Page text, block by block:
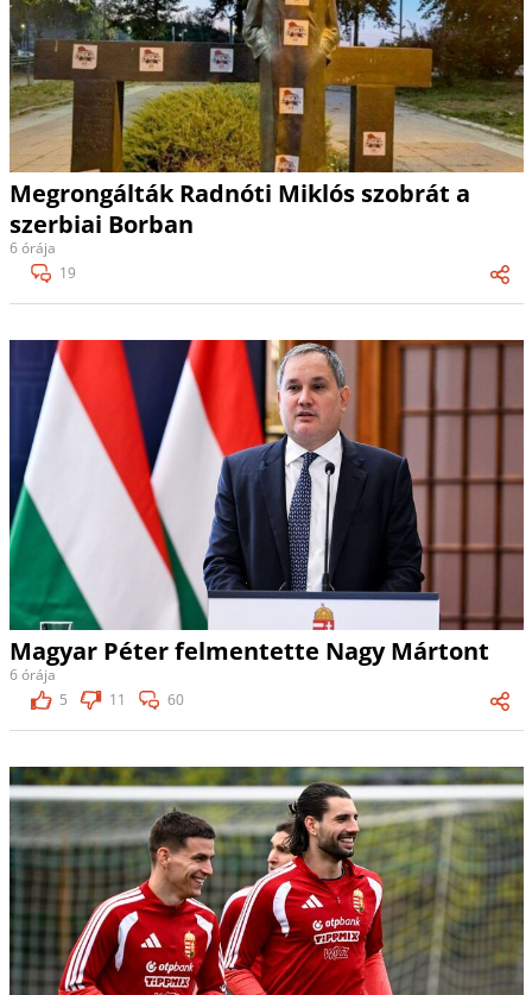
Megrongálták Radnóti Miklós szobrát a
szerbiai Borban
6 órája
19
Magyar Péter felmentette Nagy Mártont
6 órája
5
11 60